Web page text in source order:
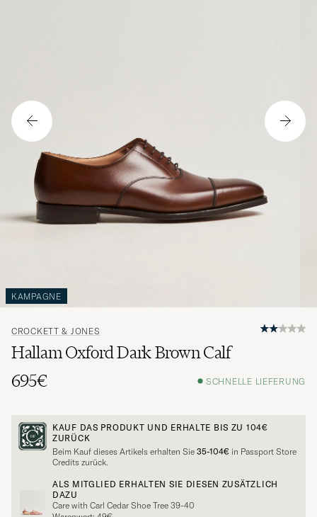
KAMPAGNE
CROCKETT & JONES
Hallam Oxford Dark Brown Calf
695€
SCHNELLE LIEFERUNG
KAUF DAS PRODUKT UND ERHALTE BIS ZU 104€
ZURÜCK
Beim Kauf dieses Artikels erhalten Sie 35-104€ in Passport Store
Credits zurück.
ALS MITGLIED ERHALTEN SIE DIESEN ZUSÄTZLICH
DAZU
Care with Carl Cedar Shoe Tree 39-40